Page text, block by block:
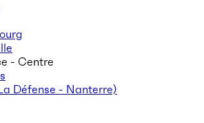
- Centre
Défense - Nanterre)